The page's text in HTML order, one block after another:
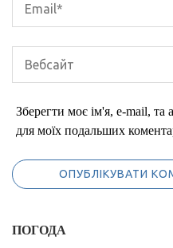
Зберегти моє ім'я, e-mail, та
для моїх подальших
ПОГОДА